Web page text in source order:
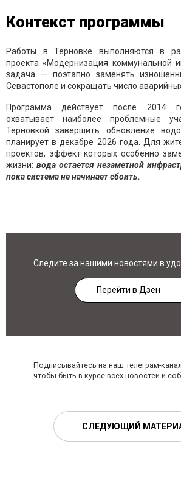
Контекст программы
Работы в Терновке выполняются в
проекта «Модернизация коммунальной
задача — поэтапно заменять
Севастополе и сокращать число
Программа действует после 2014
охватывает наиболее проблемные
Терновкой завершить обновление
планирует в декабре 2026 года. Для
проектов, эффект которых особенно
жизни: вода остается незаметной
пока система не начинает сбоить.
Следите за нашими новостями в
Перейти в Дзен
Подписывайтесь на наш телеграм-канал
чтобы быть в курсе всех новостей и
СЛЕДУЮЩИЙ